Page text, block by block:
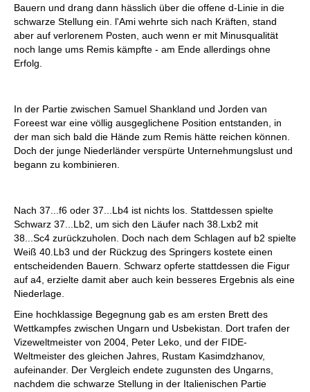
Bauern und drang dann hässlich über die offene d-Linie in die
schwarze Stellung ein. l'Ami wehrte sich nach Kräften, stand
aber auf verlorenem Posten, auch wenn er mit Minusqualität
noch lange ums Remis kämpfte - am Ende allerdings ohne
Erfolg.
In der Partie zwischen Samuel Shankland und Jorden van
Foreest war eine völlig ausgeglichene Position entstanden, in
der man sich bald die Hände zum Remis hätte reichen können.
Doch der junge Niederländer verspürte Unternehmungslust und
begann zu kombinieren.
Nach 37...f6 oder 37...Lb4 ist nichts los. Stattdessen spielte
Schwarz 37...Lb2, um sich den Läufer nach 38.Lxb2 mit
38...Sc4 zurückzuholen. Doch nach dem Schlagen auf b2 spielte
Weiß 40.Lb3 und der Rückzug des Springers kostete einen
entscheidenden Bauern. Schwarz opferte stattdessen die Figur
auf a4, erzielte damit aber auch kein besseres Ergebnis als eine
Niederlage.
Eine hochklassige Begegnung gab es am ersten Brett des
Wettkampfes zwischen Ungarn und Usbekistan. Dort trafen der
Vizeweltmeister von 2004, Peter Leko, und der FIDE-
Weltmeister des gleichen Jahres, Rustam Kasimdzhanov,
aufeinander. Der Vergleich endete zugunsten des Ungarns,
nachdem die schwarze Stellung in der Italienischen Partie